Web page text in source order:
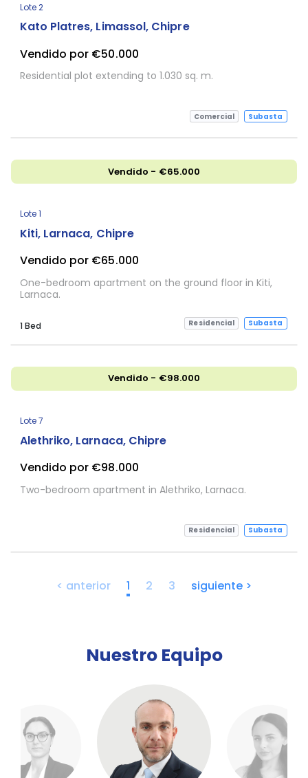
Lote 2
Kato Platres, Limassol, Chipre
Vendido por €50.000
Residential plot extending to 1.030 sq. m.
Comercial Subasta
Vendido - €65.000
Lote 1
Kiti, Larnaca, Chipre
Vendido por €65.000
One-bedroom apartment on the ground floor in Kiti,
Larnaca.
1 Bed Residencial Subasta
Vendido - €98.000
Lote 7
Alethriko, Larnaca, Chipre
Vendido por €98.000
Two-bedroom apartment in Alethriko, Larnaca.
Residencial Subasta
< anterior 1 2 3 siguiente >
Nuestro Equipo